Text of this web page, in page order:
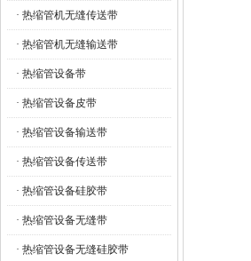
· 热缩管机无缝传送带
· 热缩管机无缝输送带
· 热缩管设备带
· 热缩管设备皮带
· 热缩管设备输送带
· 热缩管设备传送带
· 热缩管设备硅胶带
· 热缩管设备无缝带
· 热缩管设备无缝硅胶带